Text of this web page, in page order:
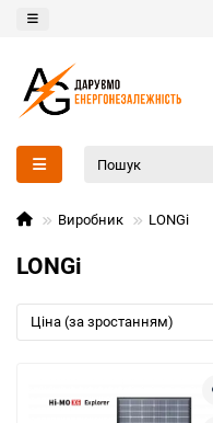
Виробник LONGi
LONGi